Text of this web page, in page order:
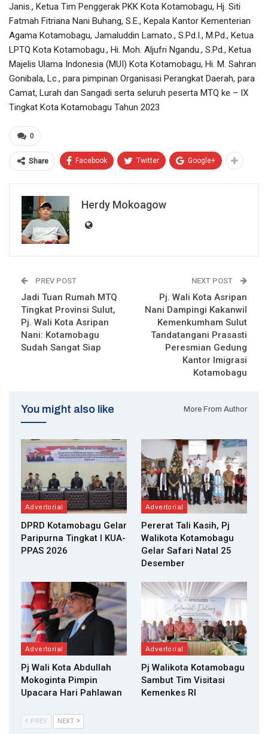
Janis., Ketua Tim Penggerak PKK Kota Kotamobagu, Hj. Siti
Fatmah Fitriana Nani Buhang, S.E., Kepala Kantor Kementerian
Agama Kotamobagu, Jamaluddin Lamato., S.Pd.I., M.Pd., Ketua
LPTQ Kota Kotamobagu., Hi. Moh. Aljufri Ngandu., S.Pd., Ketua
Majelis Ulama Indonesia (MUI) Kota Kotamobagu, Hi. M. Sahran
Gonibala, Lc., para pimpinan Organisasi Perangkat Daerah, para
Camat, Lurah dan Sangadi serta seluruh peserta MTQ ke – IX
Tingkat Kota Kotamobagu Tahun 2023
0
Share Facebook Twitter Google+
Herdy Mokoagow
PREV POST
Jadi Tuan Rumah MTQ
Tingkat Provinsi Sulut,
Pj. Wali Kota Asripan
Nani: Kotamobagu
Sudah Sangat Siap
NEXT POST
Pj. Wali Kota Asripan
Nani Dampingi Kakanwil
Kemenkumham Sulut
Tandatangani Prasasti
Peresmian Gedung
Kantor Imigrasi
Kotamobagu
You might also like More From Author
Advertorial
DPRD Kotamobagu Gelar
Paripurna Tingkat I KUA-
PPAS 2026
Advertorial
Pererat Tali Kasih, Pj
Walikota Kotamobagu
Gelar Safari Natal 25
Desember
Advertorial
Pj Wali Kota Abdullah
Mokoginta Pimpin
Upacara Hari Pahlawan
Advertorial
Pj Walikota Kotamobagu
Sambut Tim Visitasi
Kemenkes RI
PREV NEXT